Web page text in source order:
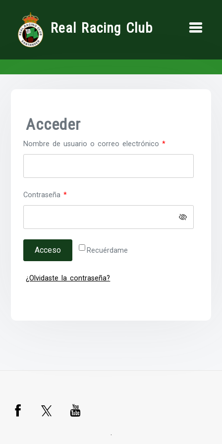
contenido
Real Racing Club
Acceder
Nombre de usuario o correo electrónico*Obligatorio
Contraseña*Obligatorio
Recuérdame
Acceso
¿Olvidaste la contraseña?
.